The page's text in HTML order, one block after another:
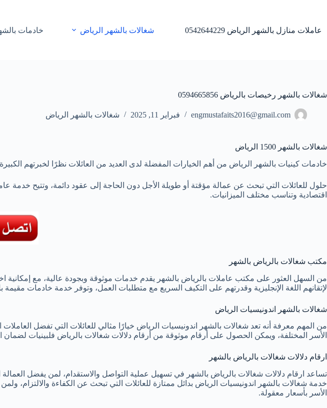
عاملات منازل بالشهر الرياض 0542644229 شغالات بالشهر الرياض خادمات
شغالات بالشهر رخيصات بالرياض 0594665856
engmustafaits2016@gmail.com فبراير 11, 2025 شغالات بالشهر الرياض
شغالات بالشهر 1500 الرياض
خادمات كينيات بالشهر الرياض من أهم الخيارات المفضلة لدى العديد من العائلات نظرًا لخبرتهم
حلول للعائلات التي تبحث عن عمالة مؤقتة أو طويلة الأجل دون الحاجة إلى عقود دائمة، وتتيح خدمة
اقتصادية وتناسب مختلف الميزانيات.
مكتب شغالات بالرياض بالشهر
من السهل العثور على مكتب عاملات بالرياض بالشهر يقدم خدمات موثوقة وبجودة عالية، مع إمكانية
لإتقانهم اللغة الإنجليزية وقدرتهم على التكيف السريع مع متطلبات العمل، وتوفر خدمة خادمات
شغالات بالشهر اندونيسيات الرياض
من المهم معرفة أنه تعد شغالات بالشهر اندونيسيات الرياض خيارًا مثالي للعائلات التي تفضل
الأسر المختلفة، ويمكن الحصول على أرقام موثوقة من أرقام دلالات شغالات بالرياض فلبينيات لضمان
ارقام دلالات شغالات بالرياض بالشهر
تساعد ارقام دلالات شغالات بالرياض بالشهر في تسهيل عملية التواصل والاستقدام، لمن يفضل
خدمة شغالات بالشهر اندونيسيات الرياض بدائل ممتازة للعائلات التي تبحث عن الكفاءة
الأسر بأسعار معقولة.